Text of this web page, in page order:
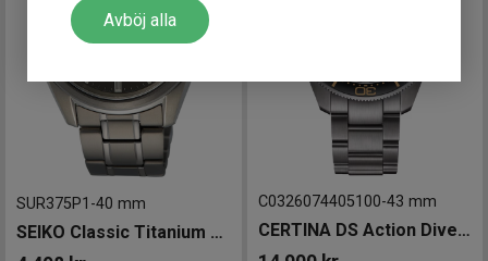
Avböj alla
SUR375P1 -40 mm
SEIKO Classic Titanium 40mm
C0326074405100-43 mm
CERTINA DS Action Diver Powermatic 80 Titanium 43mm